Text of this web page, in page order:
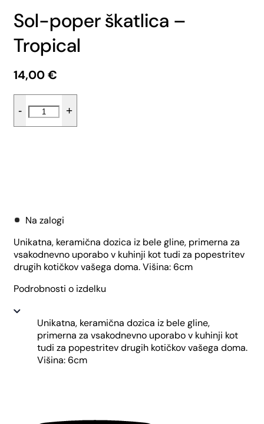
Sol-poper škatlica –
Tropical
14,00€
-
poper
škatlica
+
Na zalogi
Unikatna, keramična dozica iz bele gline, primerna za
vsakodnevno uporabo v kuhinji kot tudi za popestritev
drugih kotičkov vašega doma. Višina: 6cm
Podrobnosti o izdelku
Unikatna, keramična dozica iz bele gline,
primerna za vsakodnevno uporabo v kuhinji kot
tudi za popestritev drugih kotičkov vašega doma.
Višina: 6cm